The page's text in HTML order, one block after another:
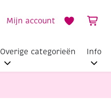
Mijn account
Overige categorieën Info